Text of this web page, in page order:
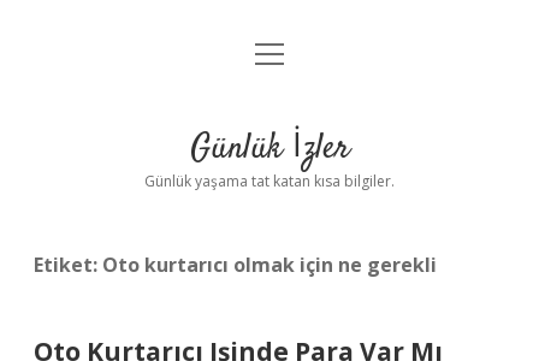
Anasayfa
Yasal Uyarı
menüyü
Günlük İzler
Günlük yaşama tat katan kısa bilgiler.
Etiket: Oto kurtarıcı olmak için ne gerekli
Oto Kurtarıcı Işinde Para Var Mı